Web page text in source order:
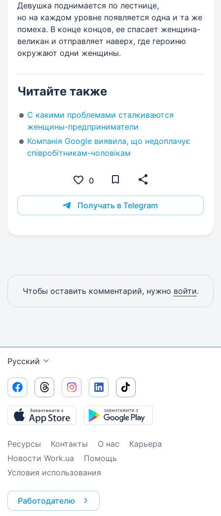
Девушка поднимается по лестнице,
но на каждом уровне появляется одна и та же
помеха. В конце концов, ее спасает женщина-
великан и отправляет наверх, где героиню
окружают одни женщины.
Читайте также
С какими проблемами сталкиваются
женщины-предприниматели
Компанія Google виявила, що недоплачує
співробітникам-чоловікам
0
Получать в Telegram
Чтобы оставить комментарий, нужно войти.
Русский
Ресурсы Контакты О нас
Карьера
Новости Work.ua
Помощь
Условия использования
Работодателю